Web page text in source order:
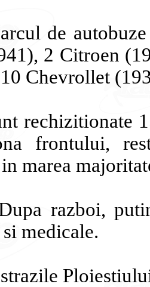
de autobuze
2 Citroen
Chevrollet
rechizitionate
frontului,
in marea
razboi,
si medicale.
strazile